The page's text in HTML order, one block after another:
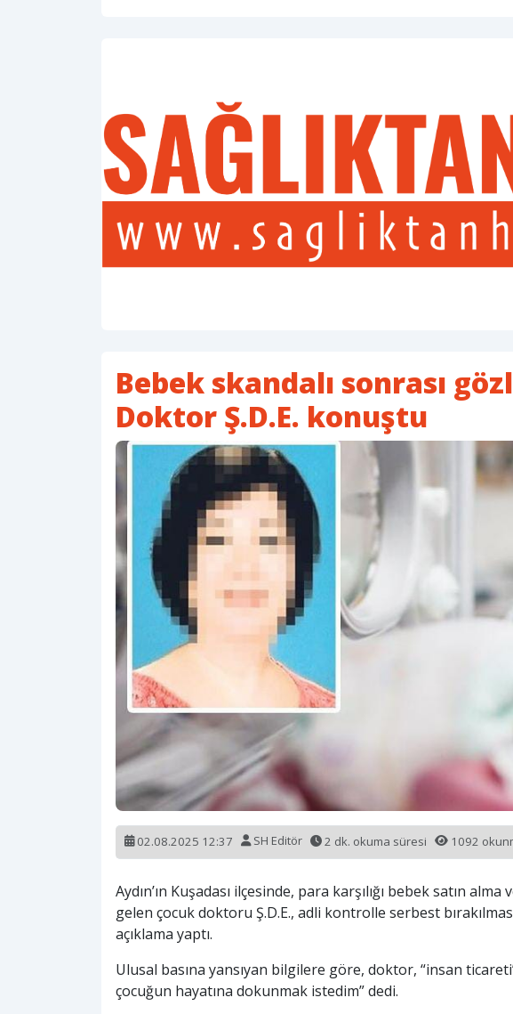
Bebek skandalı sonrası
Doktor Ş.D.E. konuştu
02.08.2025 12:37 SH Editör 2 dk. okuma süresi 1092
Aydın’ın Kuşadası ilçesinde, para karşılığı bebek satın
gelen çocuk doktoru Ş.D.E., adli kontrolle serbest
açıklama yaptı.
Ulusal basına yansıyan bilgilere göre, doktor, “insan
çocuğun hayatına dokunmak istedim” dedi.